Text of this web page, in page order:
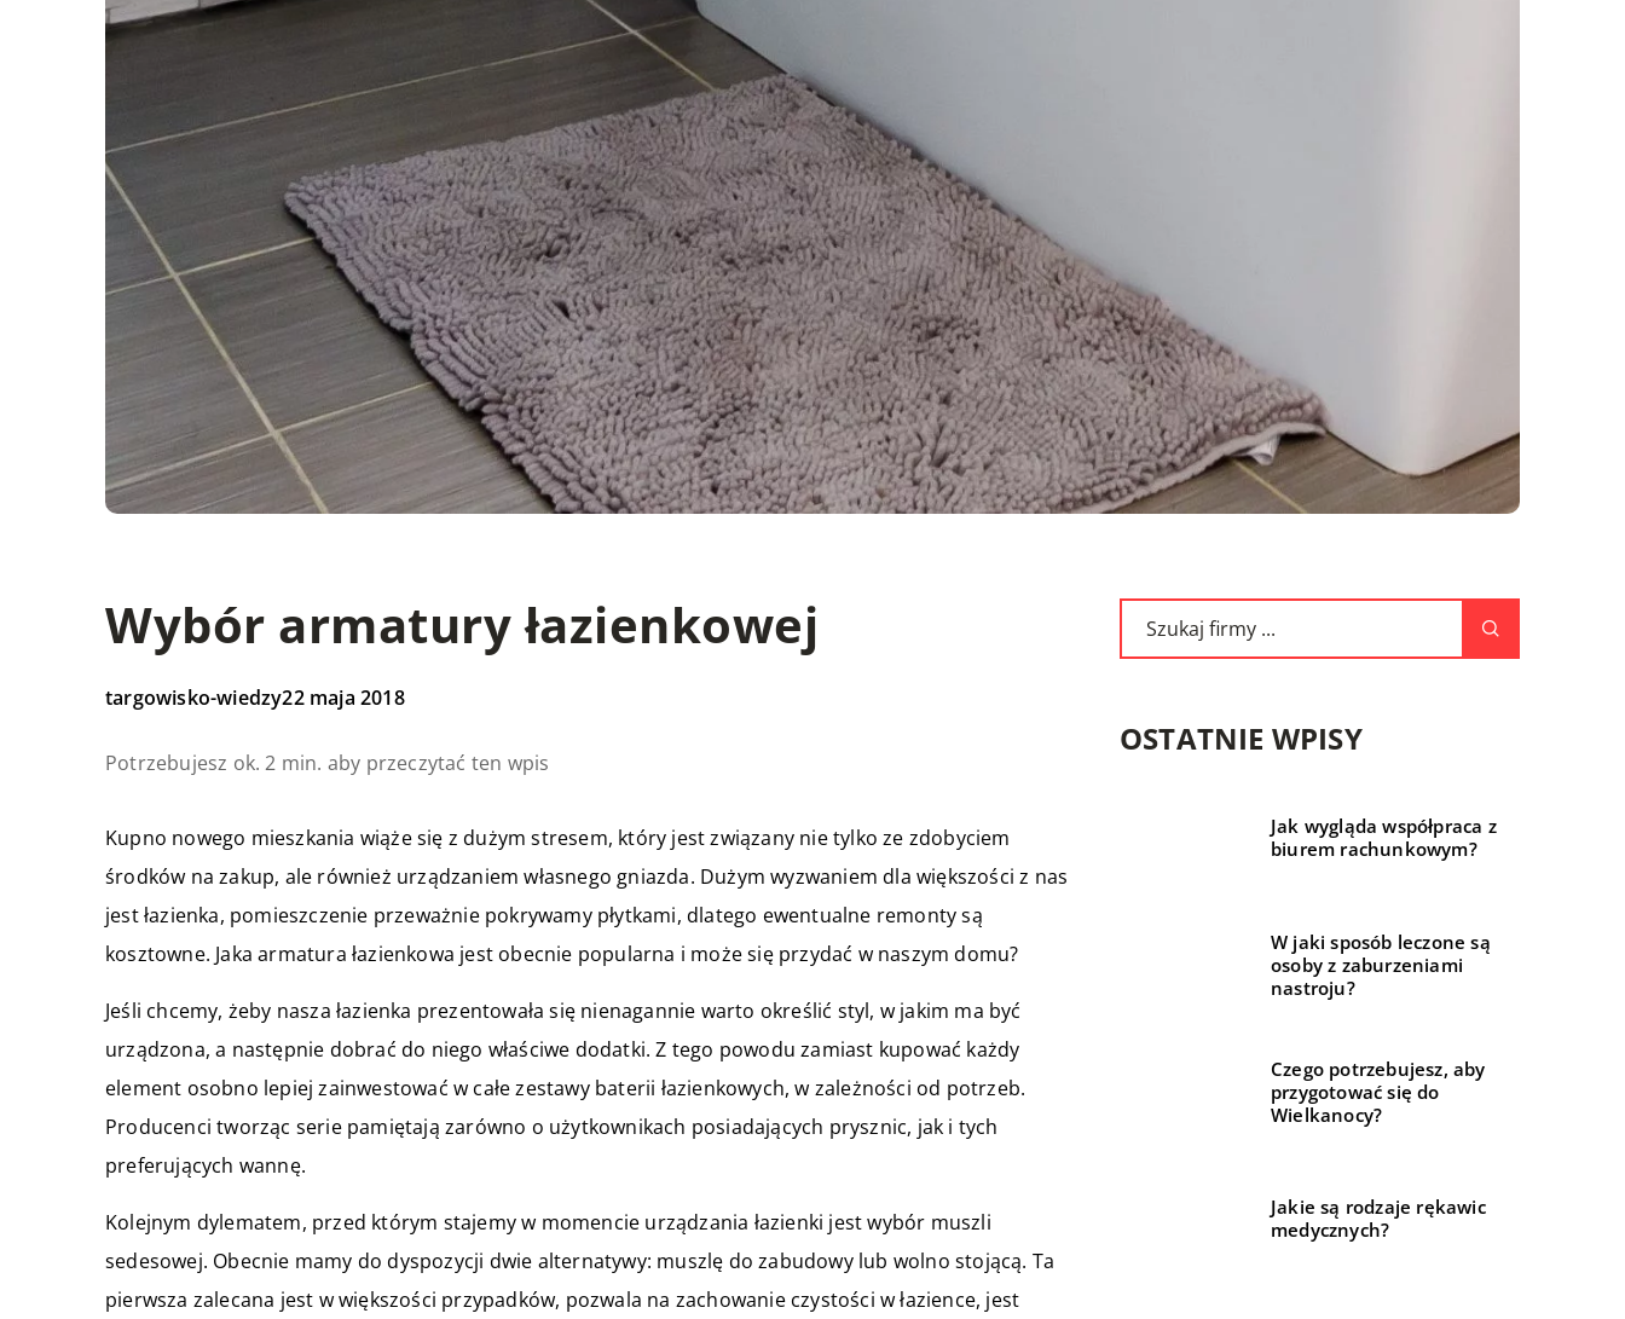
Wybór armatury łazienkowej
targowisko-wiedzy22 maja 2018
Potrzebujesz ok. 2 min. aby przeczytać ten wpis
Kupno nowego mieszkania wiąże się z dużym stresem, który jest związany nie tylko ze zdobyciem
środków na zakup, ale również urządzaniem własnego gniazda. Dużym wyzwaniem dla większości z nas
jest łazienka, pomieszczenie przeważnie pokrywamy płytkami, dlatego ewentualne remonty są
kosztowne. Jaka armatura łazienkowa jest obecnie popularna i może się przydać w naszym domu?
Jeśli chcemy, żeby nasza łazienka prezentowała się nienagannie warto określić styl, w jakim ma być
urządzona, a następnie dobrać do niego właściwe dodatki. Z tego powodu zamiast kupować każdy
element osobno lepiej zainwestować w całe zestawy baterii łazienkowych, w zależności od potrzeb.
Producenci tworząc serie pamiętają zarówno o użytkownikach posiadających prysznic, jak i tych
preferujących wannę.
Kolejnym dylematem, przed którym stajemy w momencie urządzania łazienki jest wybór muszli
sedesowej. Obecnie mamy do dyspozycji dwie alternatywy: muszlę do zabudowy lub wolno stojącą. Ta
pierwsza zalecana jest w większości przypadków, pozwala na zachowanie czystości w łazience, jest
OSTATNIE WPISY
Jak wygląda współpraca z
biurem rachunkowym?
W jaki sposób leczone są
osoby z zaburzeniami
nastroju?
Czego potrzebujesz, aby
przygotować się do
Wielkanocy?
Jakie są rodzaje rękawic
medycznych?